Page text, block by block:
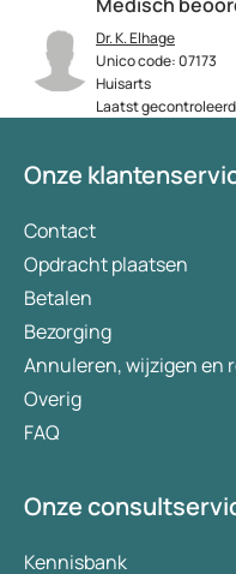
Dr. K. Elhage
Unico code: 07173
Huisarts
Laatst
Onze
Contact
Opdracht plaatsen
Betalen
Bezorging
Annuleren, wijzigen en
Overig
FAQ
Onze
Kennisbank